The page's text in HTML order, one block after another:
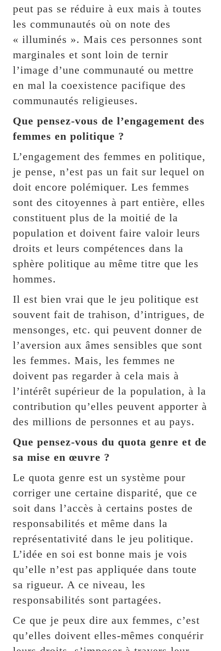
peut pas se réduire à eux mais à toutes
les communautés où on note des
« illuminés ». Mais ces personnes sont
marginales et sont loin de ternir
l’image d’une communauté ou mettre
en mal la coexistence pacifique des
communautés religieuses.
Que pensez-vous de l’engagement des
femmes en politique ?
L’engagement des femmes en politique,
je pense, n’est pas un fait sur lequel on
doit encore polémiquer. Les femmes
sont des citoyennes à part entière, elles
constituent plus de la moitié de la
population et doivent faire valoir leurs
droits et leurs compétences dans la
sphère politique au même titre que les
hommes.
Il est bien vrai que le jeu politique est
souvent fait de trahison, d’intrigues, de
mensonges, etc. qui peuvent donner de
l’aversion aux âmes sensibles que sont
les femmes. Mais, les femmes ne
doivent pas regarder à cela mais à
l’intérêt supérieur de la population, à la
contribution qu’elles peuvent apporter à
des millions de personnes et au pays.
Que pensez-vous du quota genre et de
sa mise en œuvre ?
Le quota genre est un système pour
corriger une certaine disparité, que ce
soit dans l’accès à certains postes de
responsabilités et même dans la
représentativité dans le jeu politique.
L’idée en soi est bonne mais je vois
qu’elle n’est pas appliquée dans toute
sa rigueur. A ce niveau, les
responsabilités sont partagées.
Ce que je peux dire aux femmes, c’est
qu’elles doivent elles-mêmes conquérir